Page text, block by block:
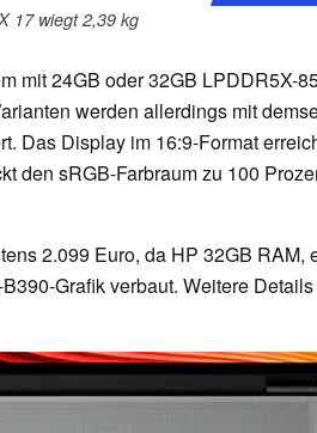
17 wiegt 2,39 kg
mit 24GB oder 32GB LPDDR5X-
werden allerdings mit
Das Display im 16:9-Format
den sRGB-Farbraum zu 100
2.099 Euro, da HP 32GB RAM,
Grafik verbaut. Weitere